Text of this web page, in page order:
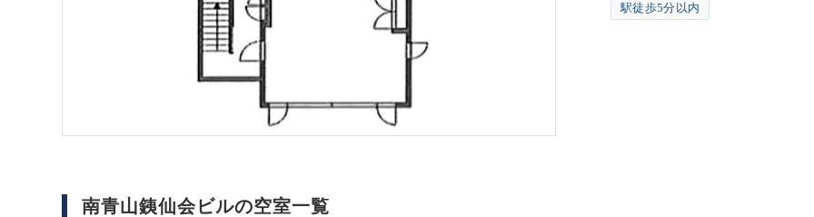
駅徒歩5分以内
南青山銕仙会ビルの空室一覧